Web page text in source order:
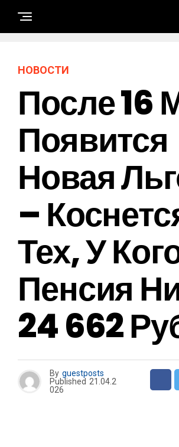
НОВОСТИ
После 16
Появится
Новая
–
Тех, У
Пенсия
24 662
By guestposts
Published 21.04.2
026